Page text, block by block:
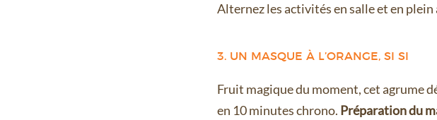
Alternez les activités en salle et en
3. UN MASQUE À L’ORANGE, SI SI
Fruit magique du moment, cet agrume
en 10 minutes chrono. Préparation du